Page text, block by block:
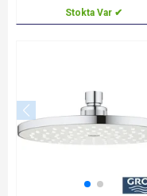
Stokta Var ✔